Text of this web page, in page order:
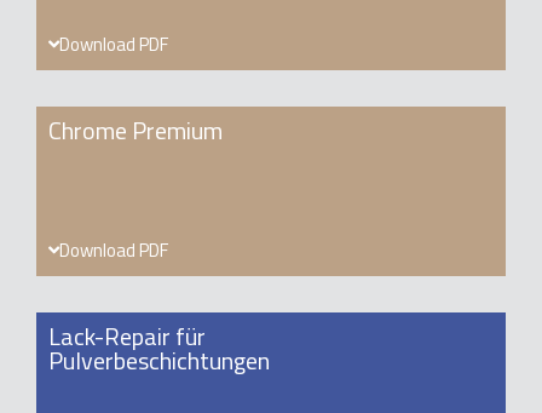
Download PDF
Chrome Premium
Download PDF
Lack-Repair für
Pulverbeschichtungen